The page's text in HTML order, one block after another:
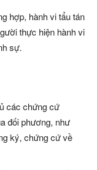
hợp, hành vi tẩu tán
thực hiện hành vi
sự.
các chứng cứ
đối phương, như
ký, chứng cứ về